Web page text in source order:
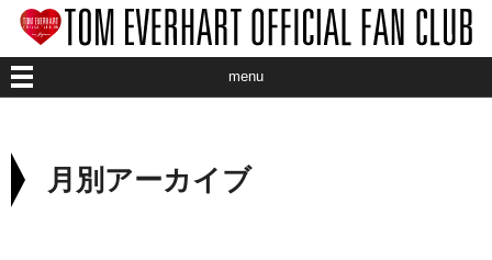
menu
ABOUT ARTIST
月別アーカイブ